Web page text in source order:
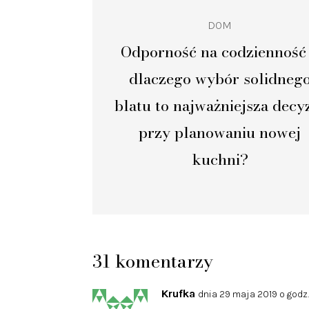
Odporność na
dlaczego wybór
blatu to najważniejsza
przy planowaniu nowej
kuchni?
DOM
31 komentarzy
Krufka dnia 29 maja 2019 o